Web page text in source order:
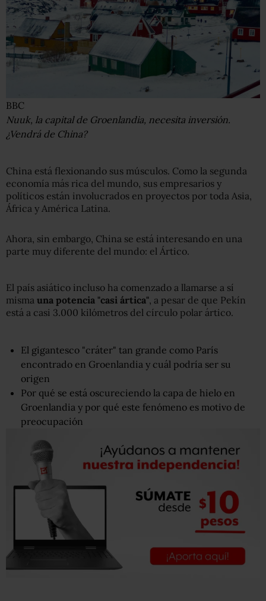
BBC
Nuuk, la capital de Groenlandia, necesita inversión.
¿Vendrá de China?
China está flexionando sus músculos. Como la segunda
economía más rica del mundo, sus empresarios y
políticos están involucrados en proyectos por toda Asia,
África y América Latina.
Ahora, sin embargo, China se está interesando en una
parte muy diferente del mundo: el Ártico.
El país asiático incluso ha comenzado a llamarse a sí
misma una potencia "casi ártica" , a pesar de que Pekín
está a casi 3.000 kilómetros del círculo polar ártico.
El gigantesco "cráter" tan grande como París
encontrado en Groenlandia y cuál podría ser su
origen
Por qué se está oscureciendo la capa de hielo en
Groenlandia y por qué este fenómeno es motivo de
preocupación